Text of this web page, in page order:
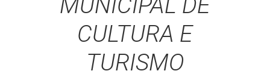
CULTURA E
TURISMO